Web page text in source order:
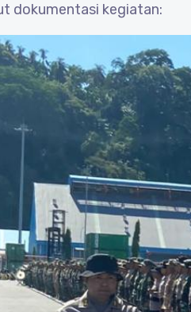
dokumentasi kegiatan: